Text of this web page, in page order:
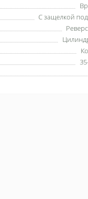
С защелкой